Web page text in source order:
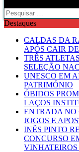
Pesquisar
por:
Destaques
CALDAS DA
APÓS CAIR
TRÊS
SELEÇÃO
UNESCO EM
PATRIMÓNIO
ÓBIDOS
LAÇOS
ENTRADA NO
JOGOS E
INÊS PINTO
CONCURSO